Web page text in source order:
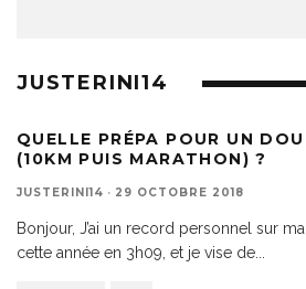
JUSTERINI14
QUELLE PRÉPA POUR UN
(10KM PUIS MARATHON) ?
JUSTERINI14 · 29 OCTOBRE 2018
Bonjour, J’ai un record personnel sur
cette année en 3h09, et je vise de